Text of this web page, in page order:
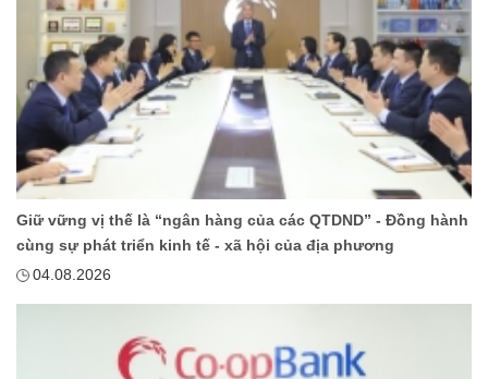
Giữ vững vị thế là “ngân hàng của các QTDND” - Đồng hành
cùng sự phát triển kinh tế - xã hội của địa phương
04.08.2026